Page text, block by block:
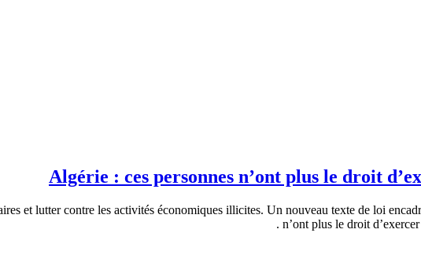
Algérie : ces personnes n’ont plus le droit
et lutter contre les activités économiques illicites. Un nouveau texte de loi
n’ont plus le droit